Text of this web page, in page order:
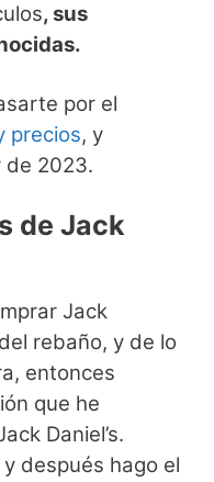
, sus
por el
precios, y
de 2023.
de Jack
Jack
rebaño, y de lo
entonces
que he
Daniel’s.
después hago el